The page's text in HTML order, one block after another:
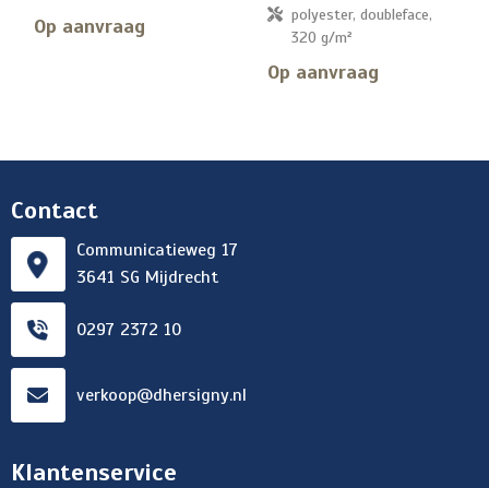
Op aanvraag
polyester, doubleface,
320 g/m²
Op aanvraag
Contact
Communicatieweg 17
3641 SG Mijdrecht
0297 2372 10
verkoop@dhersigny.nl
Klantenservice